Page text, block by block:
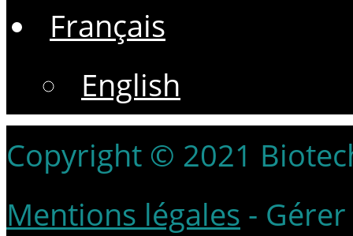
Français
English
Copyright © 2021
Mentions légales -